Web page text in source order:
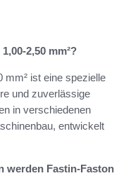
2,50 mm²?
mm² ist eine spezielle
und zuverlässige
in verschiedenen
entwickelt
werden Fastin-Faston